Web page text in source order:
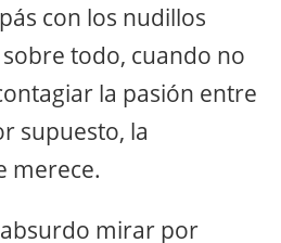
con los nudillos
todo, cuando no
la pasión entre
supuesto, la
merece.
mirar por